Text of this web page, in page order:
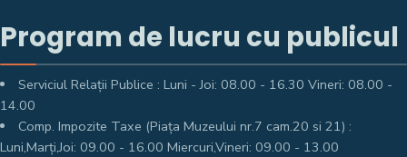
Program de lucru cu publicul
Serviciul Relații Publice : Luni - Joi: 08.00 - 16.30 Vineri: 08.00 -
14.00
Comp. Impozite Taxe (Piața Muzeului nr.7 cam.20 si 21) :
Luni,Marți,Joi: 09.00 - 16.00 Miercuri,Vineri: 09.00 - 13.00